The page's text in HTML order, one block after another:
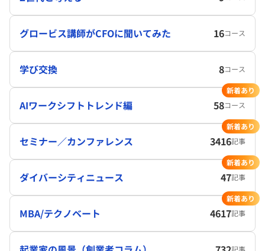
グロービス講師がCFOに聞いてみた 16コース
学び交換 8コース
AIワークシフトトレンド編 58コース
新着あり
セミナー／カンファレンス 3416記事
新着あり
ダイバーシティニュース 47記事
新着あり
MBA/テクノベート 4617記事
新着あり